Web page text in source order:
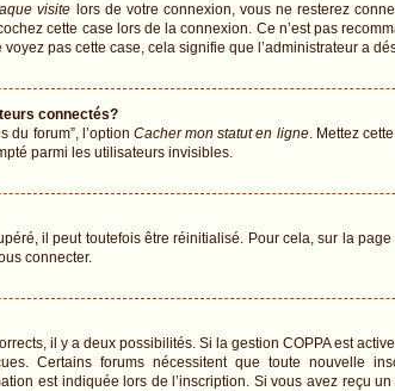
visite lors de votre connexion, vous ne resterez
cette case lors de la connexion. Ce n’est pas
pas cette case, cela signifie que l’administrateur a
connectés?
du forum”, l’option Cacher mon statut en ligne. Mettez
parmi les utilisateurs invisibles.
il peut toutefois être réinitialisé. Pour cela, sur la
connecter.
il y a deux possibilités. Si la gestion COPPA est
Certains forums nécessitent que toute nouvelle
est indiquée lors de l’inscription. Si vous avez reçu